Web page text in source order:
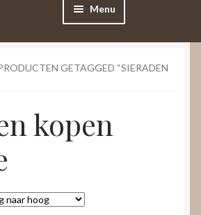
Menu
GETAGGED “SIERADEN
kopen